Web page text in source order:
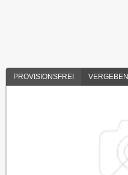
PROVISIONSFREI VERGEBEN